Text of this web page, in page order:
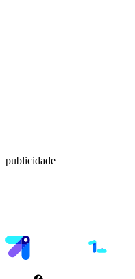
publicidade